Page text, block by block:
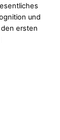
und
ersten